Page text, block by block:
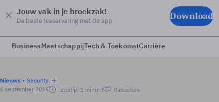
Jouw vak in je broekzak!
De beste leeservaring met de app Download
BusinessMaatschappijTech & ToekomstCarrière
Nieuws
Security
6 september 2016
leestijd 1 minuut 0 reacties